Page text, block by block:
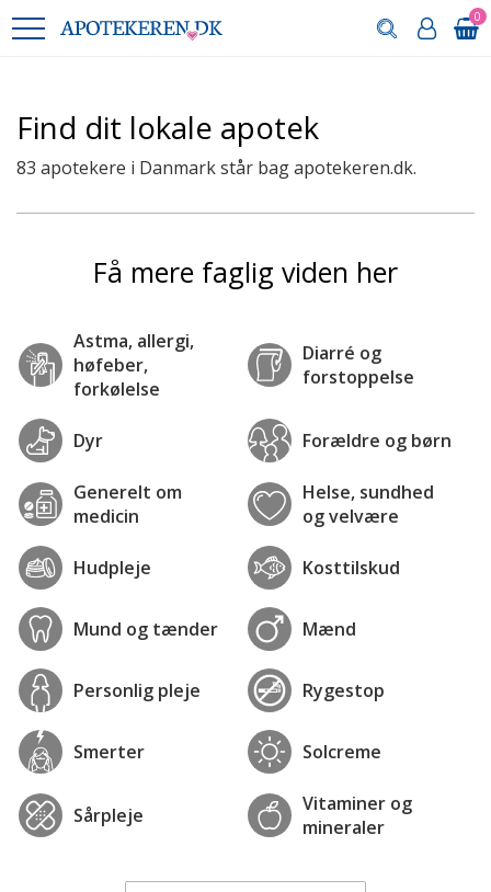
0
Find dit lokale apotek
83 apotekere i Danmark står bag apotekeren.dk.
Få mere faglig viden her
Astma, allergi,
høfeber,
forkølelse
Diarré og
forstoppelse
Dyr Forældre og børn
Generelt om
medicin
Helse, sundhed
og velvære
Hudpleje Kosttilskud
Mund og tænder Mænd
Personlig pleje Rygestop
Smerter Solcreme
Sårpleje
Vitaminer og
mineraler